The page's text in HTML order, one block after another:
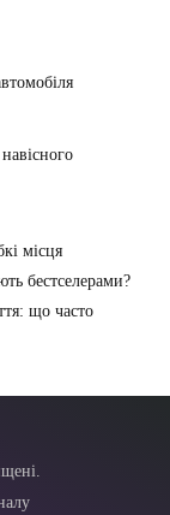
місця
бестселерами?
що часто